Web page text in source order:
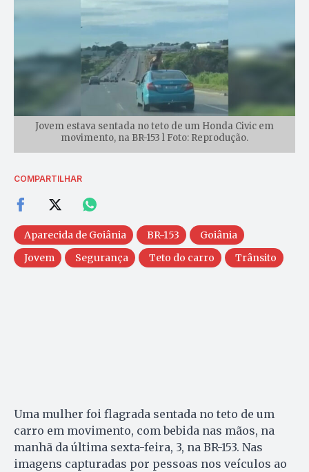
Jovem estava sentada no teto de um Honda Civic em
movimento, na BR-153 l Foto: Reprodução.
COMPARTILHAR
Aparecida de Goiânia BR-153
Goiânia
Jovem
Segurança Teto do carro Trânsito
Uma mulher foi flagrada sentada no teto de um
carro em movimento, com bebida nas mãos, na
manhã da última sexta-feira, 3, na BR-153. Nas
imagens capturadas por pessoas nos veículos ao